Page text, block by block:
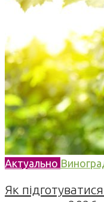
Актуально
Як